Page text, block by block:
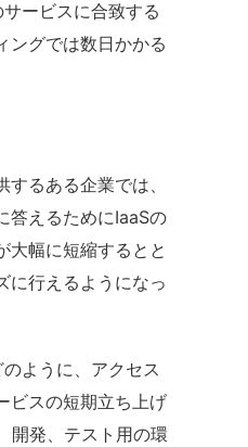
ービスに合致する
ングでは数日かかる
るある企業では、
答えるためにIaaSの
大幅に短縮するとと
に行えるようになっ
ように、アクセス
ビスの短期立ち上げ
開発、テスト用の環